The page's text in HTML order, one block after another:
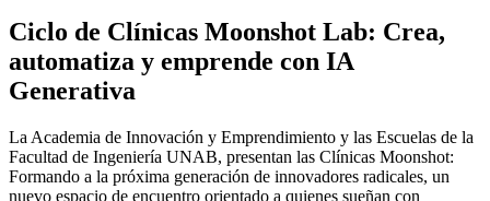
Ciclo de Clínicas Moonshot Lab: Crea,
automatiza y emprende con IA
Generativa
La Academia de Innovación y Emprendimiento y las Escuelas de la
Facultad de Ingeniería UNAB, presentan las Clínicas Moonshot:
Formando a la próxima generación de innovadores radicales, un
nuevo espacio de encuentro orientado a quienes sueñan con